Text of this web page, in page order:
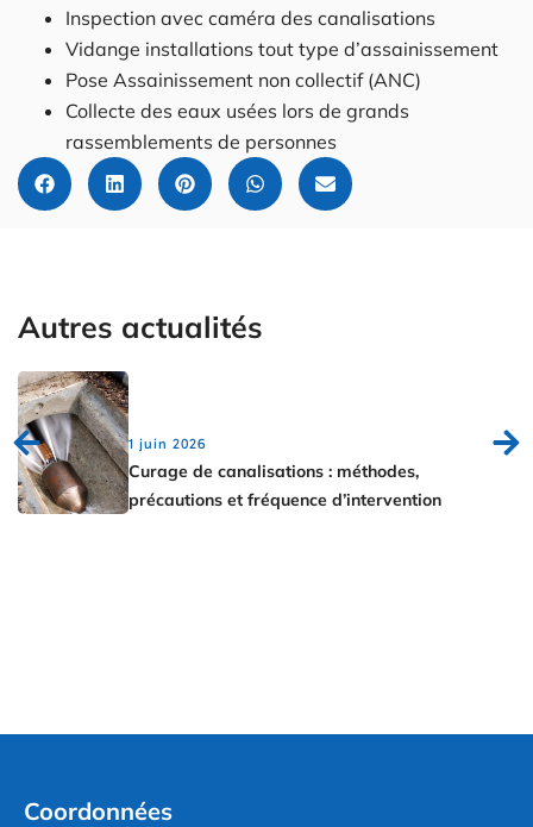
Inspection avec caméra des canalisations
Vidange installations tout type d’assainissement
Pose Assainissement non collectif (ANC)
Collecte des eaux usées lors de grands
rassemblements de personnes
Autres actualités
Curage de canalisations : méthodes,
précautions et fréquence d’intervention
1 juin 2026
Coordonnées